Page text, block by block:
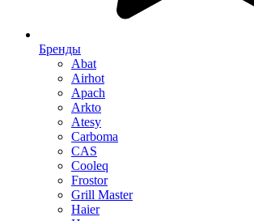
Бренды
Abat
Airhot
Apach
Arkto
Atesy
Carboma
CAS
Cooleq
Frostor
Grill Master
Haier